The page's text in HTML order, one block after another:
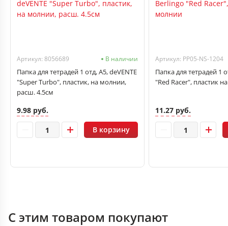
Артикул: 8056689 В наличии
Папка для тетрадей 1 отд, А5, deVENTE
"Super Turbo", пластик, на молнии,
расш. 4.5см
9.98 руб.
В корзину
Артикул: PP05-NS-1204
Папка для тетрадей 1
"Red Racer", пластик
11.27 руб.
С этим товаром покупают